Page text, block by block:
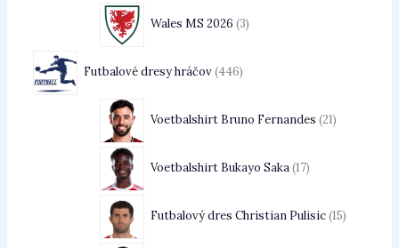
Wales MS 2026 3
Futbalové dresy hráčov 446
Voetbalshirt Bruno Fernandes 21
Voetbalshirt Bukayo Saka 17
Futbalový dres Christian Pulisic 15